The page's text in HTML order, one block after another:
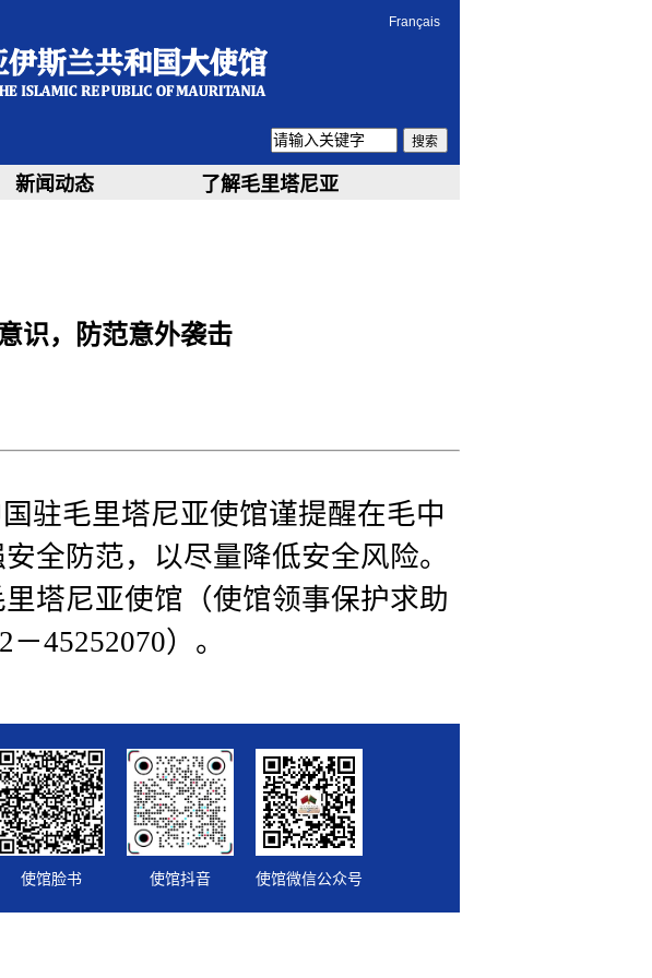
Français
搜索
新闻动态 了解毛里塔尼亚
识，防范意外袭击
驻毛里塔尼亚使馆谨提醒在毛中
全防范，以尽量降低安全风险。
塔尼亚使馆（使馆领事保护求助
45252070）。
使馆脸书 使馆抖音 使馆微信公众号